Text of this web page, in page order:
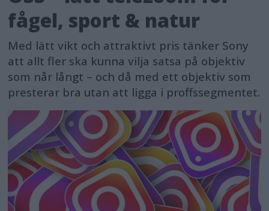
fågel, sport & natur
Med lätt vikt och attraktivt pris tänker Sony
att allt fler ska kunna vilja satsa på objektiv
som når långt – och då med ett objektiv som
presterar bra utan att ligga i proffssegmentet.